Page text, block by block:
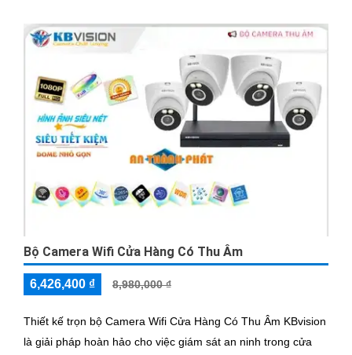
Bộ Camera Wifi Cửa Hàng Có Thu Âm
6,426,400 ₫ 8,980,000 ₫
Thiết kế trọn bộ Camera Wifi Cửa Hàng Có Thu Âm KBvision
là giải pháp hoàn hảo cho việc giám sát an ninh trong cửa